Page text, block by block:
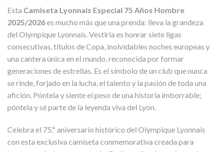
Esta Camiseta Lyonnais Especial 75 Años Hombre
2025/2026es mucho más que una prenda: lleva la grandeza
del Olympique Lyonnais. Vestirla es honrar siete ligas
consecutivas, títulos de Copa, inolvidables noches europeas y
una cantera única en el mundo, reconocida por formar
generaciones de estrellas. Es el símbolo de un club que nunca
se rinde, forjado en la lucha, el talento y la pasión de toda una
afición. Póntela y siente el peso de una historia imborrable;
póntela y sé parte de la leyenda viva del Lyon.
Celebra el 75.º aniversario histórico del Olympique Lyonnais
con esta exclusiva camiseta conmemorativa creada para